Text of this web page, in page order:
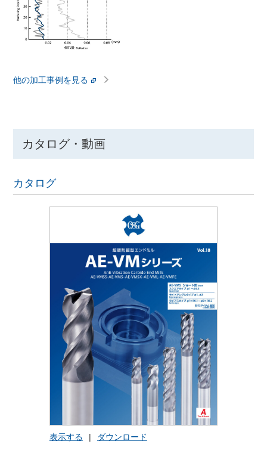
他の加工事例を見る
カタログ・動画
カタログ
表示する | ダウンロード